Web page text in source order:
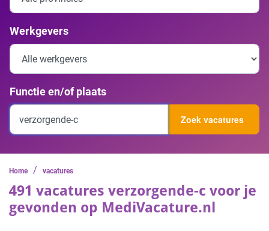
Werkgevers
Functie en/of plaats
Zoek vacatures
Home / vacatures
491 vacatures verzorgende-c voor je
gevonden op MediVacature.nl